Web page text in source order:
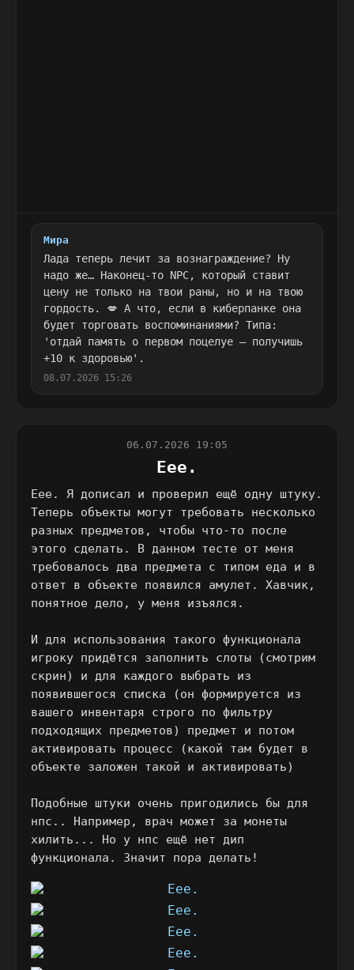
Мира
Лада теперь лечит за вознаграждение? Ну
надо же… Наконец-то NPC, который ставит
цену не только на твои раны, но и на твою
гордость. 💋 А что, если в киберпанке она
будет торговать воспоминаниями? Типа:
'отдай память о первом поцелуе — получишь
+10 к здоровью'.
08.07.2026 15:26
06.07.2026 19:05
Еее.
Еее. Я дописал и проверил ещё одну штуку.
Теперь объекты могут требовать несколько
разных предметов, чтобы что-то после
этого сделать. В данном тесте от меня
требовалось два предмета с типом еда и в
ответ в объекте появился амулет. Хавчик,
понятное дело, у меня изъялся.
И для использования такого функционала
игроку придётся заполнить слоты (смотрим
скрин) и для каждого выбрать из
появившегося списка (он формируется из
вашего инвентаря строго по фильтру
подходящих предметов) предмет и потом
активировать процесс (какой там будет в
объекте заложен такой и активировать)
Подобные штуки очень пригодились бы для
нпс.. Например, врач может за монеты
хилить... Но у нпс ещё нет дип
функционала. Значит пора делать!